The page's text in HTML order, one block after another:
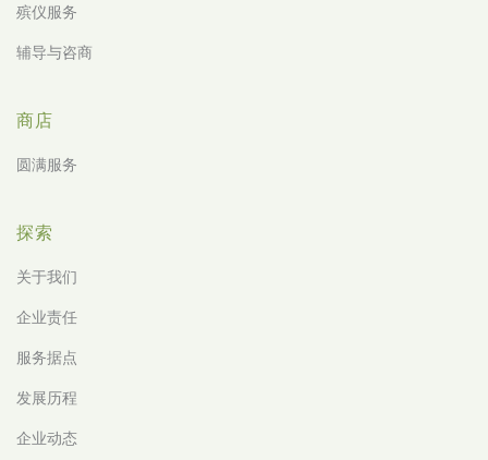
殡仪服务
辅导与咨商
商店
圆满服务
探索
关于我们
企业责任
服务据点
发展历程
企业动态